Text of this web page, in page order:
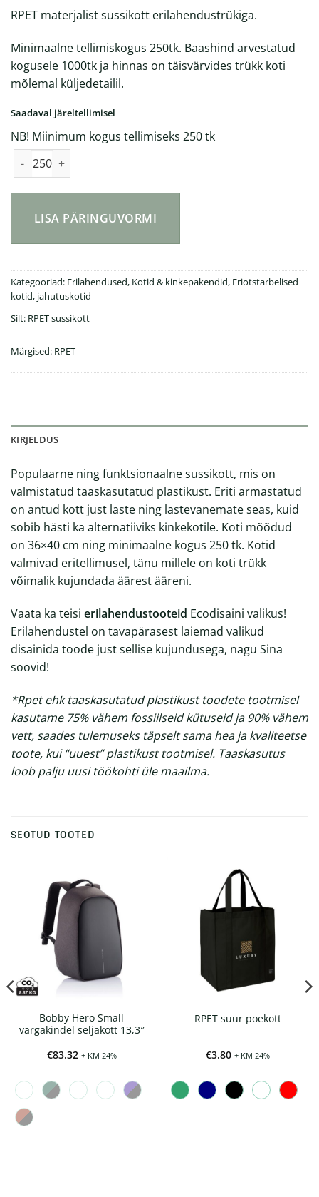
RPET materjalist sussikott erilahendustrükiga.
Minimaalne tellimiskogus 250tk. Baashind arvestatud
kogusele 1000tk ja hinnas on täisvärvides trükk koti
mõlemal küljedetailil.
Saadaval järeltellimisel
NB! Miinimum kogus tellimiseks 250 tk
LISA PÄRINGUVORMI
Kategooriad: Erilahendused, Kotid & kinkepakendid, Eriotstarbelised
kotid, jahutuskotid
Silt: RPET sussikott
Märgised: RPET
KIRJELDUS
Populaarne ning funktsionaalne sussikott, mis on
valmistatud taaskasutatud plastikust. Eriti armastatud
on antud kott just laste ning lastevanemate seas, kuid
sobib hästi ka alternatiiviks kinkekotile. Koti mõõdud
on 36×40 cm ning minimaalne kogus 250 tk. Kotid
valmivad eritellimusel, tänu millele on koti trükk
võimalik kujundada äärest ääreni.
Vaata ka teisi erilahendustooteid Ecodisaini valikus!
Erilahendustel on tavapärasest laiemad valikud
disainida toode just sellise kujundusega, nagu Sina
soovid!
*Rpetehk taaskasutatud plastikust toodete tootmisel
kasutame 75% vähem fossiilseid kütuseid ja 90% vähem
vett, saades tulemuseks täpselt sama hea ja kvaliteetse
toote, kui “uuest” plastikust tootmisel. Taaskasutus
loob palju uusi töökohti üle maailma.
SEOTUD TOOTED
Bobby Hero Small
vargakindel seljakott 13,3″
€83.32 + KM 24%
RPET suur poekott
€3.80 + KM 24%